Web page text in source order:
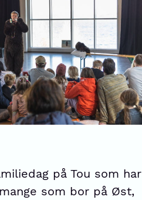
på Tou som har
som bor på Øst,